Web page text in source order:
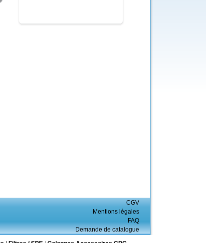
CGV
Mentions légales
FAQ
Demande de catalogue